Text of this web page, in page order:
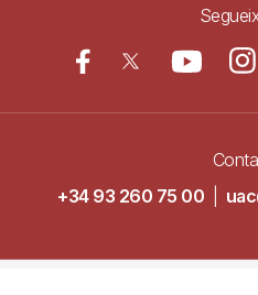
+34 93 260 75 00